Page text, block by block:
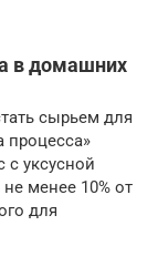
в домашних
сырьем для
процесса»
уксусной
менее 10% от
для